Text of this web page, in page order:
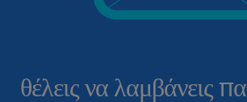
θέλεις να λαμβάνεις